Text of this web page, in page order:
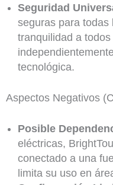
Seguridad
seguras para todas
tranquilidad a
tecnológica.
Aspectos Negativos
Posible
eléctricas,
conectado a una
limita su uso en